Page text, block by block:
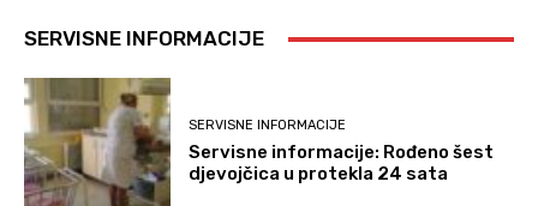
SERVISNE INFORMACIJE
SERVISNE INFORMACIJE
Servisne informacije: Rođeno šest
djevojčica u protekla 24 sata